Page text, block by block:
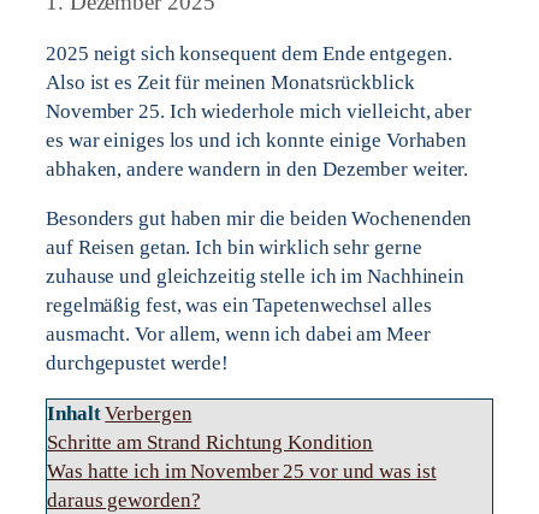
2025 neigt sich konsequent dem Ende entgegen.
Also ist es Zeit für meinen Monatsrückblick
November 25. Ich wiederhole mich vielleicht, aber
es war einiges los und ich konnte einige Vorhaben
abhaken, andere wandern in den Dezember weiter.
Besonders gut haben mir die beiden Wochenenden
auf Reisen getan. Ich bin wirklich sehr gerne
zuhause und gleichzeitig stelle ich im Nachhinein
regelmäßig fest, was ein Tapetenwechsel alles
ausmacht. Vor allem, wenn ich dabei am Meer
durchgepustet werde!
Inhalt Verbergen
Schritte am Strand Richtung Kondition
Was hatte ich im November 25 vor und was ist
daraus geworden?